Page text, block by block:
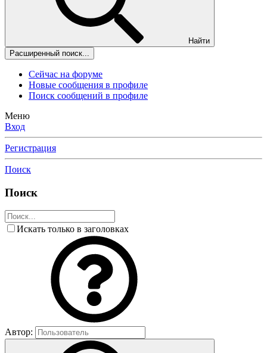
Найти
Расширенный поиск...
Сейчас на форуме
Новые сообщения в профиле
Поиск сообщений в профиле
Меню
Вход
Регистрация
Поиск
Поиск
Искать только в заголовках
Автор: